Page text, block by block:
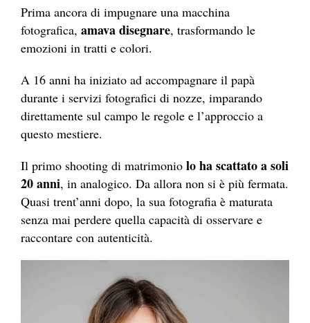
Prima ancora di impugnare una macchina
fotografica, amava disegnare, trasformando le
emozioni in tratti e colori.
A 16 anni ha iniziato ad accompagnare il papà
durante i servizi fotografici di nozze, imparando
direttamente sul campo le regole e l’approccio a
questo mestiere.
Il primo shooting di matrimonio lo ha scattato a soli
20 anni, in analogico. Da allora non si è più fermata.
Quasi trent’anni dopo, la sua fotografia è maturata
senza mai perdere quella capacità di osservare e
raccontare con autenticità.